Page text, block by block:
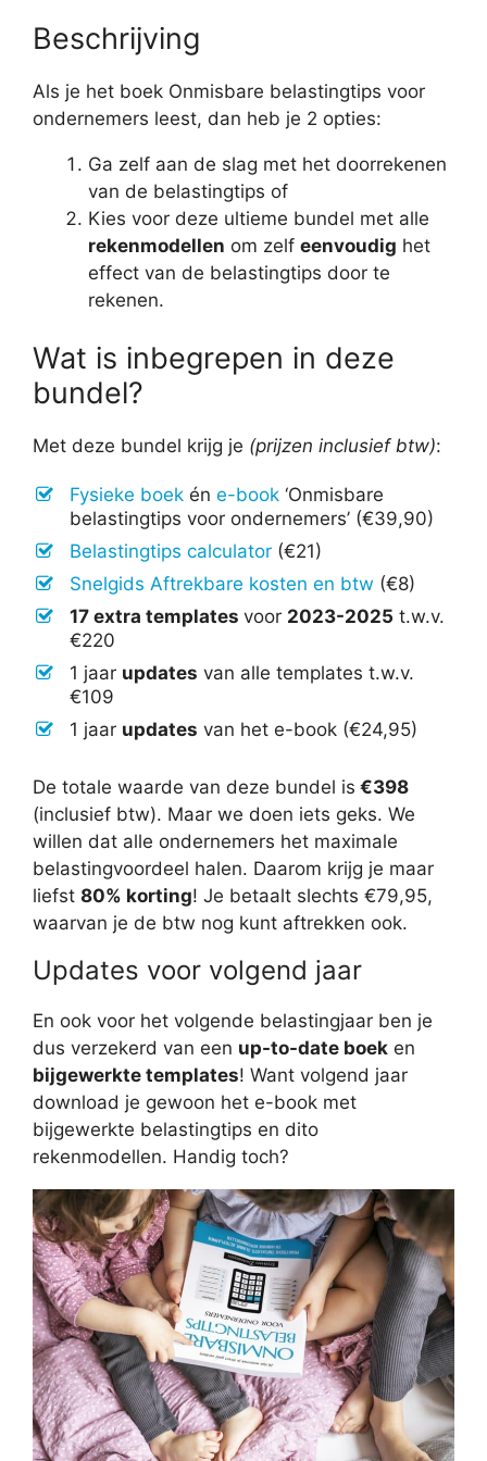
Beschrijving
Als je het boek Onmisbare belastingtips voor
ondernemers leest, dan heb je 2 opties:
Ga zelf aan de slag met het doorrekenen
van de belastingtips of
Kies voor deze ultieme bundel met alle
rekenmodellen om zelf eenvoudig het
effect van de belastingtips door te
rekenen.
Wat is inbegrepen in deze
bundel?
Met deze bundel krijg je (prijzen inclusief btw):
Fysieke boek én e-book ‘Onmisbare
belastingtips voor ondernemers’ (€39,90)
Belastingtips calculator (€21)
Snelgids Aftrekbare kosten en btw (€8)
17 extra templates voor 2023-2025 t.w.v.
€220
1 jaar updates van alle templates t.w.v.
€109
1 jaar updates van het e-book (€24,95)
De totale waarde van deze bundel is €398
(inclusief btw). Maar we doen iets geks. We
willen dat alle ondernemers het maximale
belastingvoordeel halen. Daarom krijg je maar
liefst 80% korting! Je betaalt slechts €79,95,
waarvan je de btw nog kunt aftrekken ook.
Updates voor volgend jaar
En ook voor het volgende belastingjaar ben je
dus verzekerd van een up-to-date boek en
bijgewerkte templates! Want volgend jaar
download je gewoon het e-book met
bijgewerkte belastingtips en dito
rekenmodellen. Handig toch?